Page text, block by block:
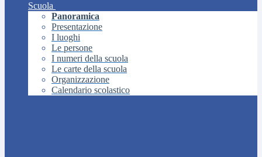
Scuola
Panoramica
Presentazione
I luoghi
Le persone
I numeri della scuola
Le carte della scuola
Organizzazione
Calendario scolastico